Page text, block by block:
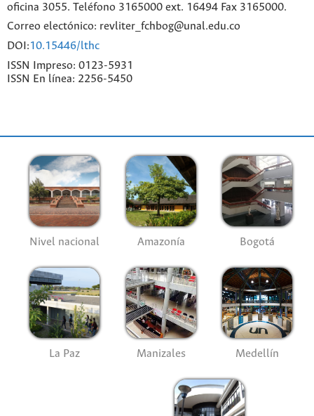
oficina 3055. Teléfono 3165000 ext. 16494 Fax 3165000.
Correo electónico: revliter_fchbog@unal.edu.co
DOI:10.15446/lthc
ISSN Impreso: 0123-5931
ISSN En línea: 2256-5450
Nivel nacional Amazonía Bogotá
La Paz Manizales Medellín